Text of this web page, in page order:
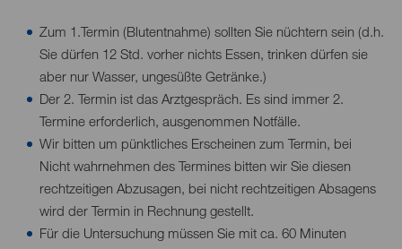
Zum 1.Termin (Blutentnahme) sollten Sie nüchtern sein (d.h.
Sie dürfen 12 Std. vorher nichts Essen, trinken dürfen sie
aber nur Wasser, ungesüßte Getränke.)
Der 2. Termin ist das Arztgespräch. Es sind immer 2.
Termine erforderlich, ausgenommen Notfälle.
Wir bitten um pünktliches Erscheinen zum Termin, bei
Nicht wahrnehmen des Termines bitten wir Sie diesen
rechtzeitigen Abzusagen, bei nicht rechtzeitigen Absagens
wird der Termin in Rechnung gestellt.
Für die Untersuchung müssen Sie mit ca. 60 Minuten